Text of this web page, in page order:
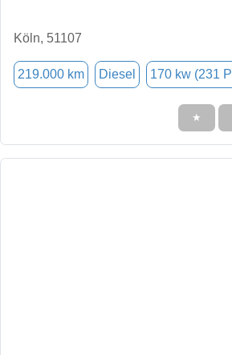
Köln, 51107
219.000 km Diesel 170 kw (231
★